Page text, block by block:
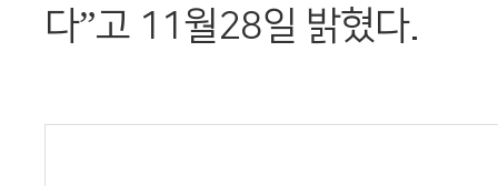
다”고 11월28일 밝혔다.